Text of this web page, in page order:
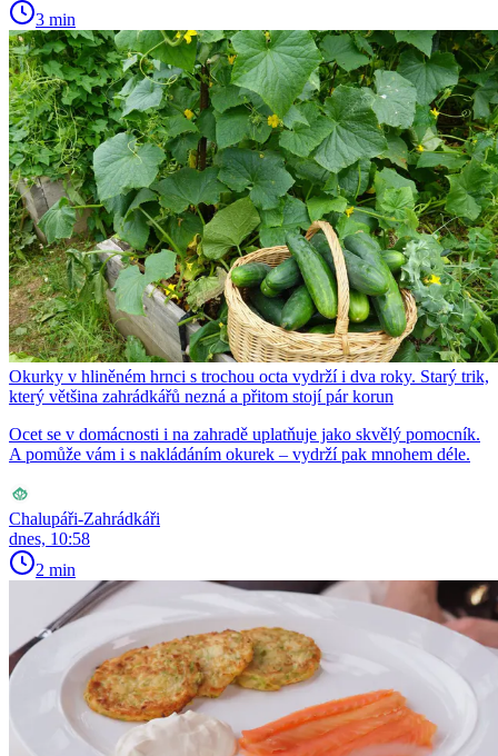
3 min
Okurky v hliněném hrnci s trochou octa vydrží i dva roky. Starý trik,
který většina zahrádkářů nezná a přitom stojí pár korun
Ocet se v domácnosti i na zahradě uplatňuje jako skvělý pomocník.
A pomůže vám i s nakládáním okurek – vydrží pak mnohem déle.
Chalupáři-Zahrádkáři
dnes, 10:58
2 min